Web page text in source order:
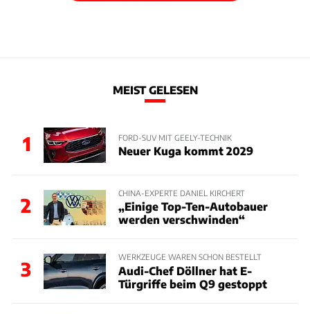
MEIST GELESEN
1 FORD-SUV MIT GEELY-TECHNIK
Neuer Kuga kommt 2029
2
CHINA-EXPERTE DANIEL KIRCHERT
„Einige Top-Ten-Autobauer
werden verschwinden“
3
WERKZEUGE WAREN SCHON BESTELLT
Audi-Chef Döllner hat E-
Türgriffe beim Q9 gestoppt